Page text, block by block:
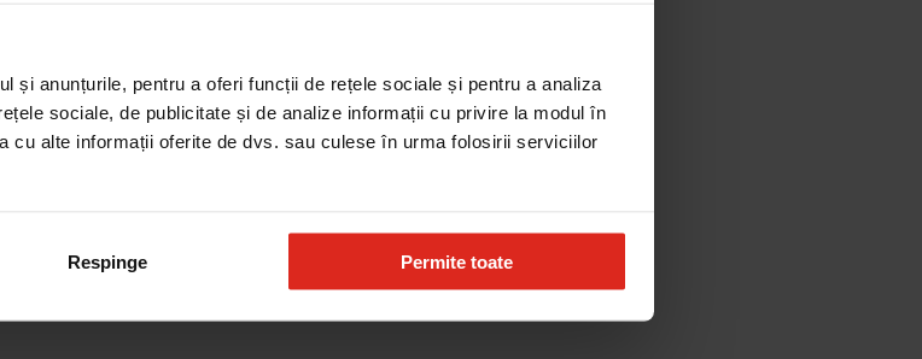
și anunțurile, pentru a oferi funcții de rețele sociale și pentru a analiza
sociale, de publicitate și de analize informații cu privire la modul în
cu alte informații oferite de dvs. sau culese în urma folosirii serviciilor
Respinge Permite toate
Nero